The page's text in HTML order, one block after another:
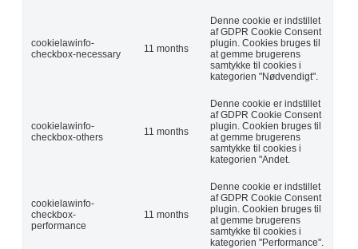
cookielawinfo-
checkbox-necessary
11 months
Denne cookie er indstillet
af GDPR Cookie Consent
plugin. Cookies bruges til
at gemme brugerens
samtykke til cookies i
kategorien "Nødvendigt".
cookielawinfo-
checkbox-others
11 months
Denne cookie er indstillet
af GDPR Cookie Consent
plugin. Cookien bruges til
at gemme brugerens
samtykke til cookies i
kategorien "Andet.
cookielawinfo-
checkbox-
performance
11 months
Denne cookie er indstillet
af GDPR Cookie Consent
plugin. Cookien bruges til
at gemme brugerens
samtykke til cookies i
kategorien "Performance".